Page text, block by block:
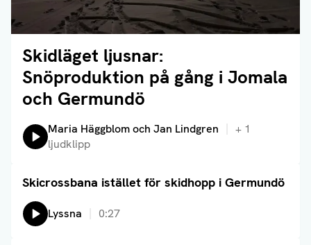
Skidläget ljusnar:
Snöproduktion på gång i Jomala
och Germundö
Läs artikel
Lyssna på:
Maria Häggblom och Jan Lindgren + 1
ljudklipp
Skicrossbana istället för skidhopp i Germundö
Läs artikel
Lyssna 0:27